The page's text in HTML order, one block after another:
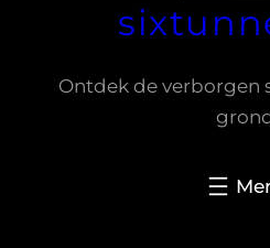
Ontdek de verborgen